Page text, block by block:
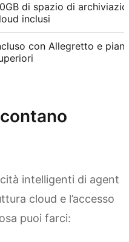
di spazio di
inclusi
con Allegretto e piani
intelligenti di agent
cloud e l’accesso
puoi farci: